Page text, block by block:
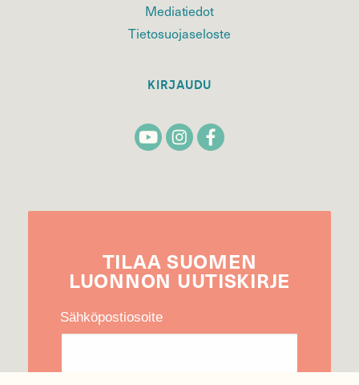
Mediatiedot
Tietosuojaseloste
KIRJAUDU
TILAA SUOMEN
LUONNON UUTIS­KIRJE
Sähköpostiosoite